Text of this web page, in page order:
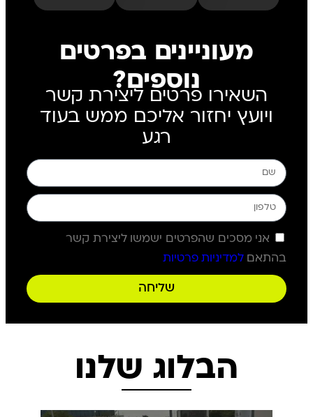
מעוניינים בפרטים
נוספים?
השאירו פרטים ליצירת קשר
ויועץ יחזור אליכם ממש בעוד
רגע
אני מסכים שהפרטים ישמשו ליצירת קשר
בהתאםלמדיניות פרטיות
שליחה
הבלוג שלנו